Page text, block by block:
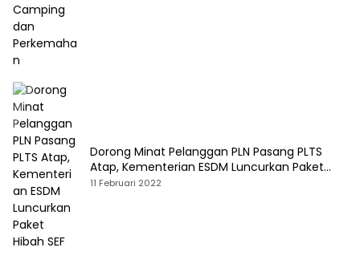
Dorong Minat Pelanggan PLN Pasang PLTS
Atap, Kementerian ESDM Luncurkan Paket
Hibah SEF
11 Februari 2022